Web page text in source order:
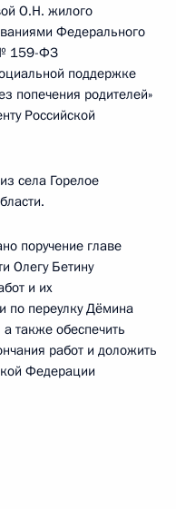
О.Н. жилого
Федерального
159-ФЗ
поддержке
попечения родителей»
Российской
села Горелое
поручение главе
Олегу Бетину
и их
по переулку Дёмина
также обеспечить
работ и доложить
Федерации